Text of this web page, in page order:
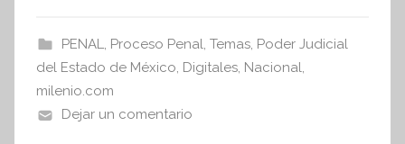
I
n
b
o
o
k
A
p
PENAL, Proceso Penal, Temas, Poder Judicial
del Estado de México, Digitales, Nacional,
milenio.com
Dejar un comentario